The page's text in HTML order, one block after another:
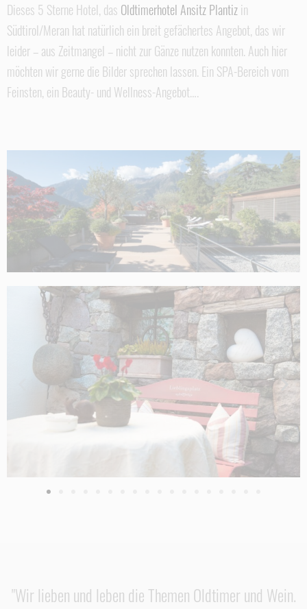
Dieses 5 Sterne Hotel, das Oldtimerhotel Ansitz Plantizin
Südtirol/Meran hat natürlich ein breit gefächertes Angebot, das wir
leider – aus Zeitmangel – nicht zur Gänze nutzen konnten. Auch hier
möchten wir gerne die Bilder sprechen lassen. Ein SPA-Bereich vom
Feinsten, ein Beauty- und Wellness-Angebot….
"Wir lieben und leben die Themen Oldtimer und Wein.